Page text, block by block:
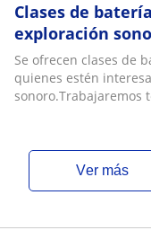
Clases de
exploración
Se ofrecen clases de
quienes estén
sonoro.Trabajaremos
ver más